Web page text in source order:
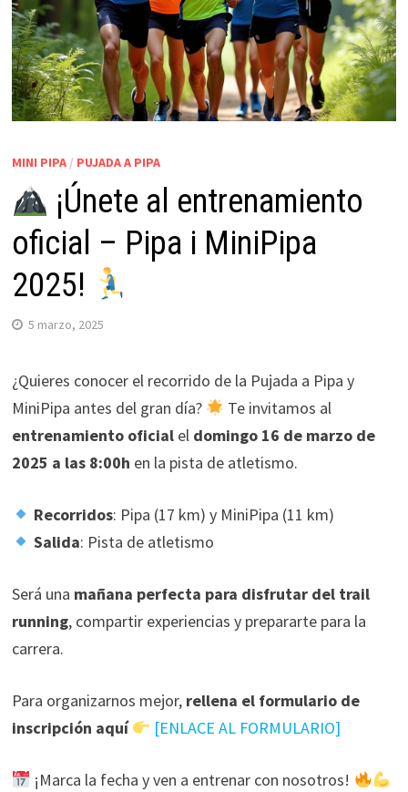
MINI PIPA/ PUJADA A PIPA
¡Únete al entrenamiento
oficial – Pipa i MiniPipa
2025!
5 marzo, 2025
¿Quieres conocer el recorrido de la Pujada a Pipa y
MiniPipa antes del gran día?
Te invitamos al
entrenamiento oficialel domingo 16 de marzo de
2025 a las 8:00h en la pista de atletismo.
Recorridos: Pipa (17 km) y MiniPipa (11 km)
Salida: Pista de atletismo
Será una mañana perfecta para disfrutar del trail
running, compartir experiencias y prepararte para la
carrera.
Para organizarnos mejor, rellena el formulario de
inscripción aquí
[ENLACE AL FORMULARIO]
¡Marca la fecha y ven a entrenar con nosotros!